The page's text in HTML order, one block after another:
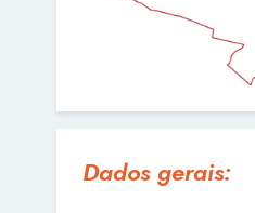
Dados gerais: